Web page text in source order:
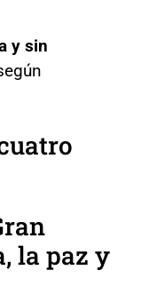
y sin
la paz y